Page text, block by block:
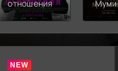
отношения